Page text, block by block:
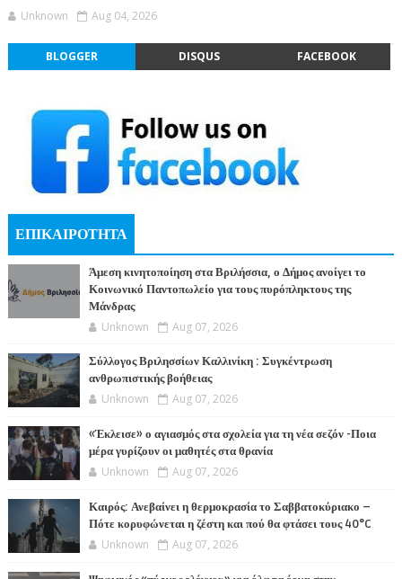
Unknown Aug 04, 2026
BLOGGER DISQUS FACEBOOK
ΕΠΙΚΑΙΡΟΤΗΤΑ
Άμεση κινητοποίηση στα Βριλήσσια, ο Δήμος ανοίγει το
Κοινωνικό Παντοπωλείο για τους πυρόπληκτους της
Μάνδρας
Unknown Aug 07, 2026
Σύλλογος Βριλησσίων Καλλινίκη : Συγκέντρωση
ανθρωπιστικής βοήθειας
Unknown Aug 07, 2026
«Έκλεισε» ο αγιασμός στα σχολεία για τη νέα σεζόν -Ποια
μέρα γυρίζουν οι μαθητές στα θρανία
Unknown Aug 07, 2026
Καιρός: Ανεβαίνει η θερμοκρασία το Σαββατοκύριακο –
Πότε κορυφώνεται η ζέστη και πού θα φτάσει τους 40°C
Unknown Aug 07, 2026